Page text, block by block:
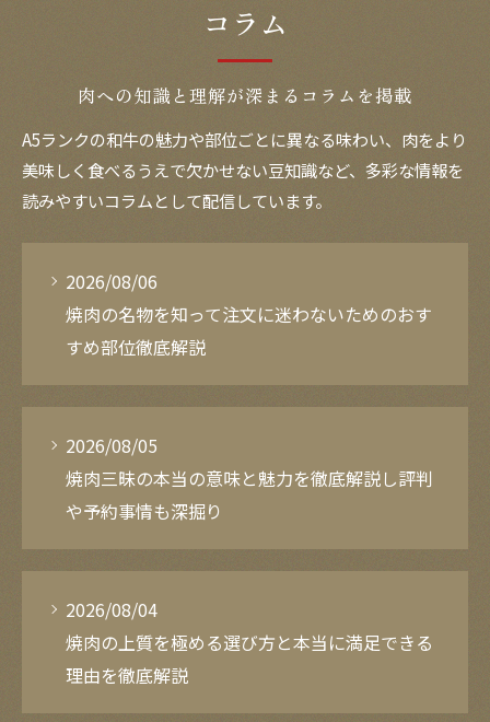
肉への知識と理解が深まるコラムを掲載
コラム
A5ランクの和牛の魅力や部位ごとに異なる味わい、肉をより
美味しく食べるうえで欠かせない豆知識など、多彩な情報を
読みやすいコラムとして配信しています。
2026/08/06
焼肉の名物を知って注文に迷わないためのおす
すめ部位徹底解説
2026/08/05
焼肉三昧の本当の意味と魅力を徹底解説し評判
や予約事情も深掘り
2026/08/04
焼肉の上質を極める選び方と本当に満足できる
理由を徹底解説